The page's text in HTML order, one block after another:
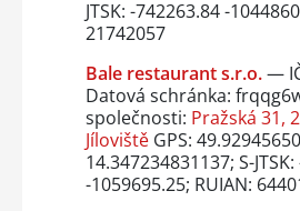
JTSK: -742263.84 -
21742057
Bale restaurant s.r.o.—
Datová schránka:
společnosti: Pražská 31,
JílovištěGPS:
14.347234831137; S-
-1059695.25; RUIAN: